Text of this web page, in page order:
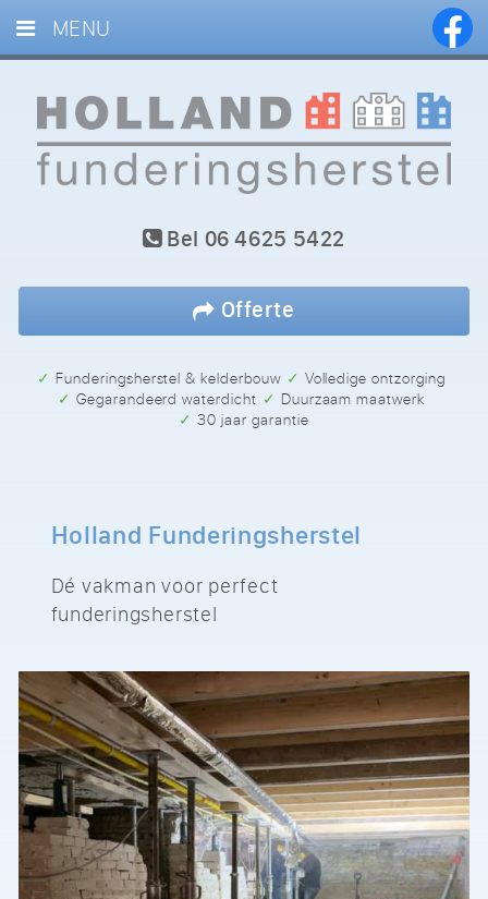
Bel 06 4625 5422
Offerte
✓ Funderingsherstel & kelderbouw
✓ Volledige ontzorging
✓ Gegarandeerd waterdicht
✓ Duurzaam maatwerk
✓ 30 jaar garantie
MENU
DIENSTEN
PROJECTEN
Holland Funderingsherstel
Dé vakman voor perfect
funderingsherstel